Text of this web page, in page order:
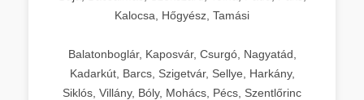
Kalocsa, Hőgyész, Tamási
Balatonboglár, Kaposvár, Csurgó, Nagyatád,
Kadarkút, Barcs, Szigetvár, Sellye, Harkány,
Siklós, Villány, Bóly, Mohács, Pécs, Szentlőrinc